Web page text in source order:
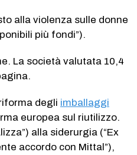
alla violenza sulle donne
più fondi”).
La società valutata 10,4
degli imballaggi
europea sul riutilizzo.
alla siderurgia (“Ex
accordo con Mittal”),